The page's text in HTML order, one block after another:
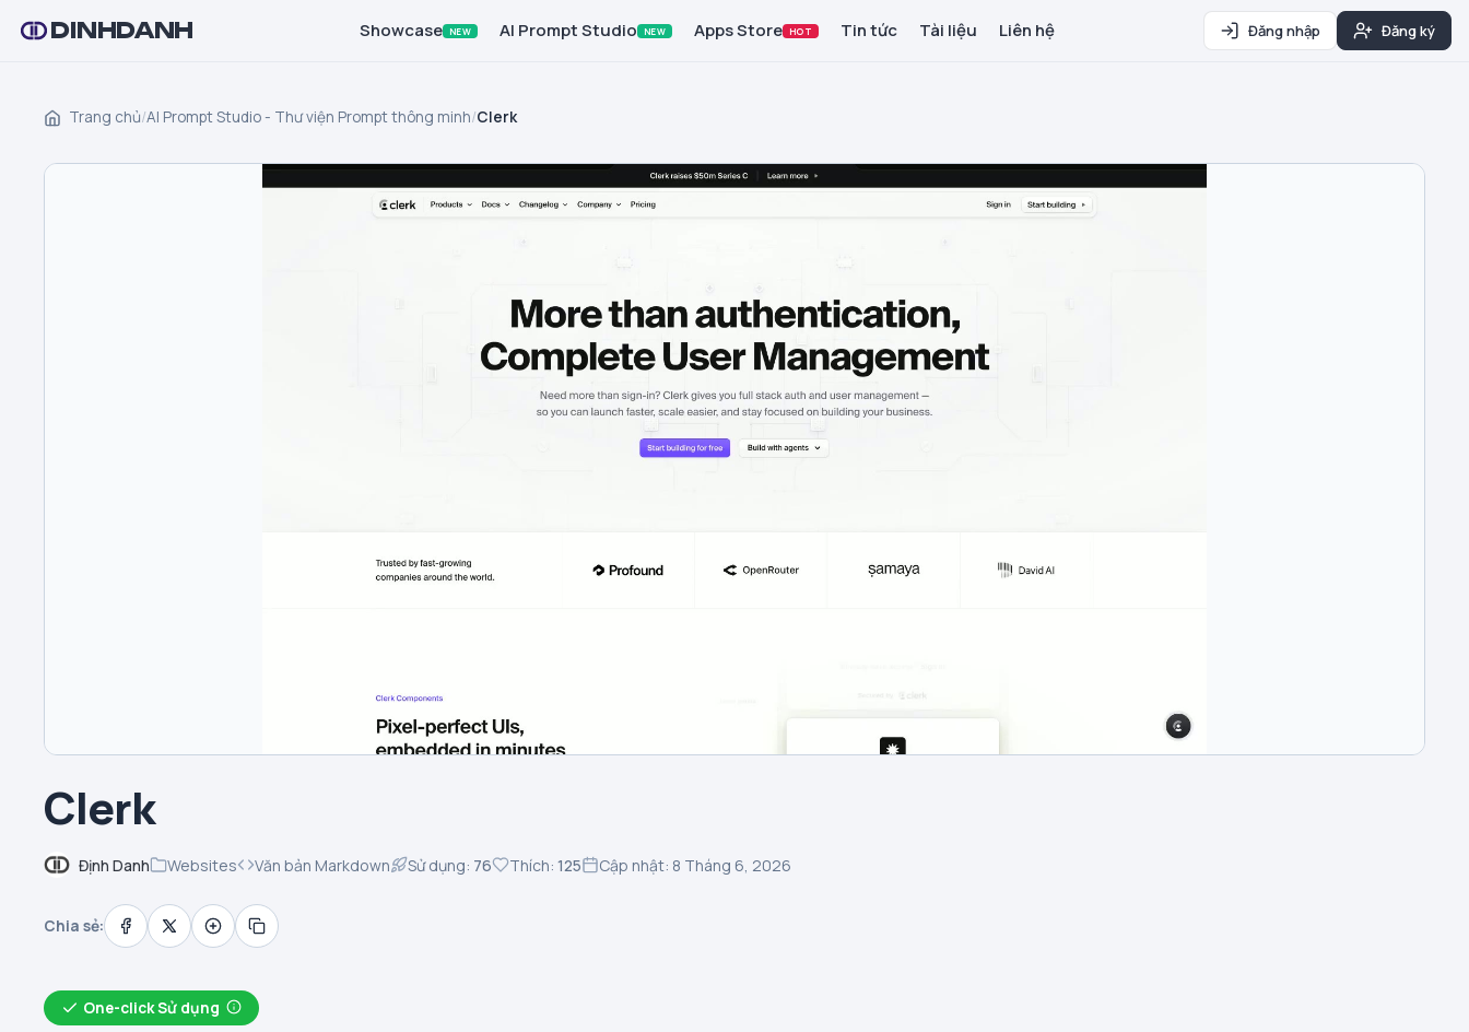
DINHDANH Showcase NEW AI Prompt Studio NEW Apps Store HOT Tin tức Tài liệu Liên hệ Đăng nhập Đăng ký
Trang chủ/AI Prompt Studio - Thư viện Prompt thông minh/Clerk
Clerk
Định Danh Websites Văn bản Markdown Sử dụng: 76 Thích: 125 Cập nhật: 8 Tháng 6, 2026
Chia sẻ:
One-click Sử dụng